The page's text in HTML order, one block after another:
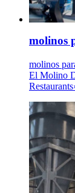
molinos
molinos
El Molino